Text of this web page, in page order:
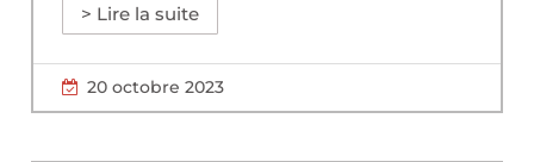
> Lire la suite
20 octobre 2023